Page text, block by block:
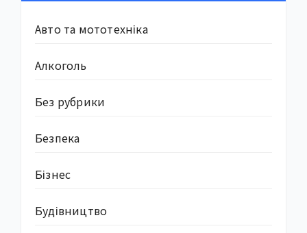
Авто та мототехніка
Алкоголь
Без рубрики
Безпека
Бізнес
Будівництво